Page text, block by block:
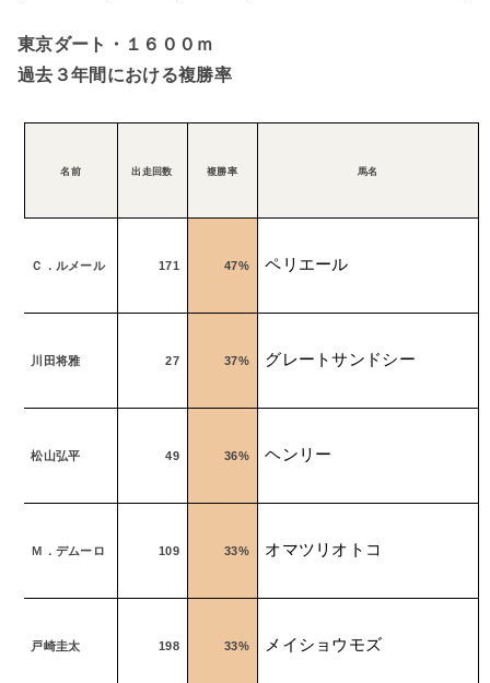
東京ダート・１６００ｍ
過去３年間における複勝率
名前 出走回数 複勝率 馬名
Ｃ．ルメール 171 47% ペリエール
川田将雅 27 37% グレートサンドシー
松山弘平 49 36% ヘンリー
Ｍ．デムーロ 109 33% オマツリオトコ
戸崎圭太 198 33% メイショウモズ